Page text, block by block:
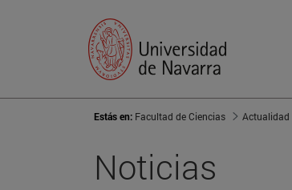
Estás en: Facultad de Ciencias Actualidad
Noticias